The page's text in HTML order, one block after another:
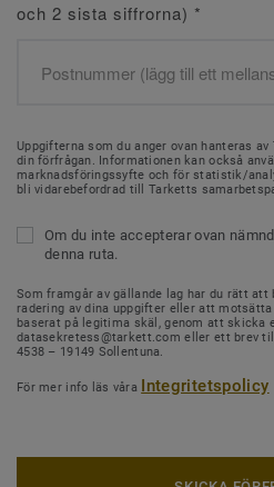
och 2 sista siffrorna) *
Uppgifterna som du anger ovan hanteras
din förfrågan. Informationen kan också
marknadsföringssyfte och för statistik/
bli vidarebefordrad till Tarketts
Om du inte accepterar ovan
denna ruta.
Som framgår av gällande lag har du rätt
radering av dina uppgifter eller att motsätta
baserat på legitima skäl, genom att skicka
datasekretess@tarkett.com eller ett brev
4538 – 19149 Sollentuna.
För mer info läs våra Integritetspolicy